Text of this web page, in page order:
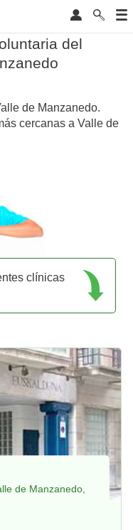
del
de Manzanedo.
cercanas a Valle de
clínicas
de Manzanedo,